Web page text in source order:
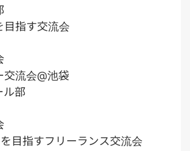
目指す交流会
交流会@池袋
ル部
目指すフリーランス交流会